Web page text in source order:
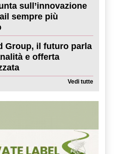
sull’innovazione
sempre più
Group, il futuro parla
e offerta
Vedi tutte